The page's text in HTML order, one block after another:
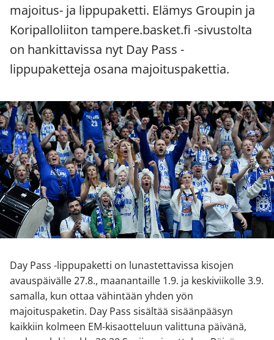
majoitus- ja lippupaketti. Elämys Groupin ja
Koripalloliiton tampere.basket.fi -sivustolta
on hankittavissa nyt Day Pass -
lippupaketteja osana majoituspakettia.
Day Pass -lippupaketti on lunastettavissa kisojen
avauspäivälle 27.8., maanantaille 1.9. ja keskiviikolle 3.9.
samalla, kun ottaa vähintään yhden yön
majoituspaketin. Day Pass sisältää sisäänpääsyn
kaikkiin kolmeen EM-kisaotteluun valittuna päivänä,